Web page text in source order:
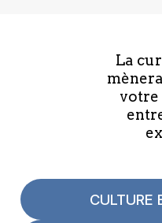
La
votre
CULTURE